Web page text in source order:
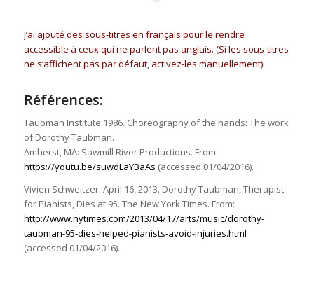
J’ai ajouté des sous-titres en français pour le rendre
accessible à ceux qui ne parlent pas anglais. (Si les sous-titres
ne s’affichent pas par défaut, activez-les manuellement)
Références:
Taubman Institute 1986. Choreography of the hands: The work
of Dorothy Taubman.
Amherst, MA: Sawmill River Productions. From:
https://youtu.be/suwdLaYBaAs (accessed 01/04/2016).
Vivien Schweitzer. April 16, 2013. Dorothy Taubman, Therapist
for Pianists, Dies at 95. The New York Times. From:
http://www.nytimes.com/2013/04/17/arts/music/dorothy-
taubman-95-dies-helped-pianists-avoid-injuries.html
(accessed 01/04/2016).